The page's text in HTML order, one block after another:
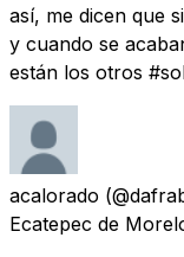
así, me dicen que
y cuando se
están los otros
acalorado
Ecatepec de